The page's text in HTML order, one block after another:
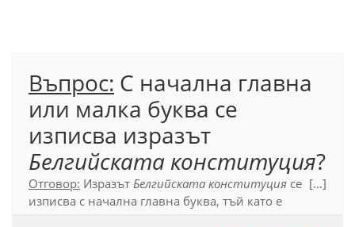
Въпрос: С начална главна
или малка буква се
изписва изразът
Белгийската конституция?
Отговор: Изразът Белгийската конституция се
изписва с начална главна буква, тъй като е
[...]